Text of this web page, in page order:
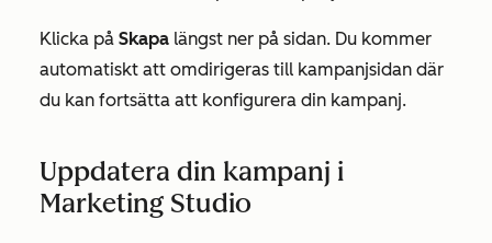
Klicka på Skapa längst ner på sidan. Du kommer
automatiskt att omdirigeras till kampanjsidan där
du kan fortsätta att konfigurera din kampanj.
Uppdatera din kampanj i
Marketing Studio